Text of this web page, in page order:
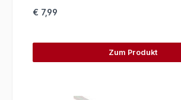
€ 7,99
Zum Produkt